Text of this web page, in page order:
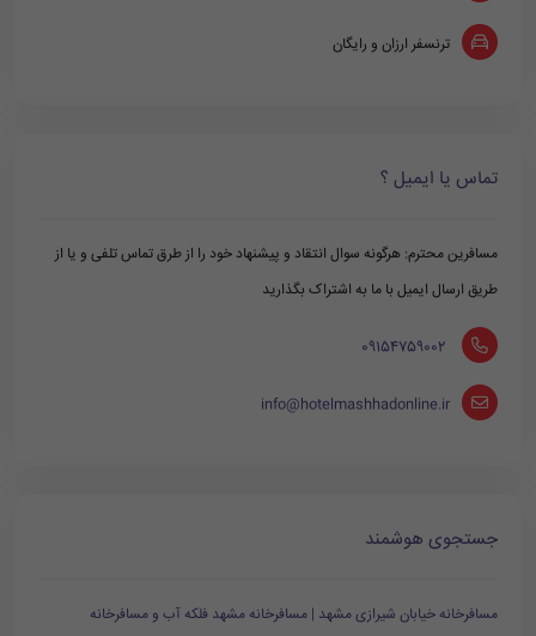
ترنسفر ارزان و رایگان
تماس یا ایمیل ؟
مسافرین محترم: هرگونه سوال انتقاد و پیشنهاد خود را از طرق تماس تلفی و یا از
طریق ارسال ایمیل با ما به اشتراک بگذارید
‪ 09154759002
info@hotelmashhadonline.ir
جستجوی هوشمند
مسافرخانه خیابان شیرازی مشهد | مسافرخانه مشهد فلکه آب و مسافرخانه